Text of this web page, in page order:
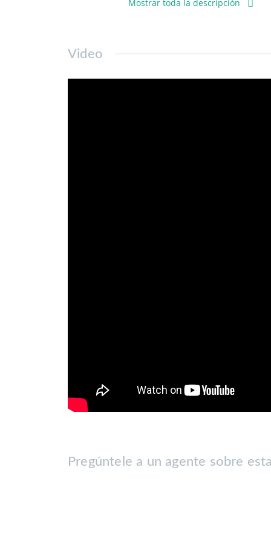
-Living Amplio con salida a terraza.
-Depto. ubicado en piso 5 (No
Mostrar toda la descripción
Video
Pregúntele a un agente sobre